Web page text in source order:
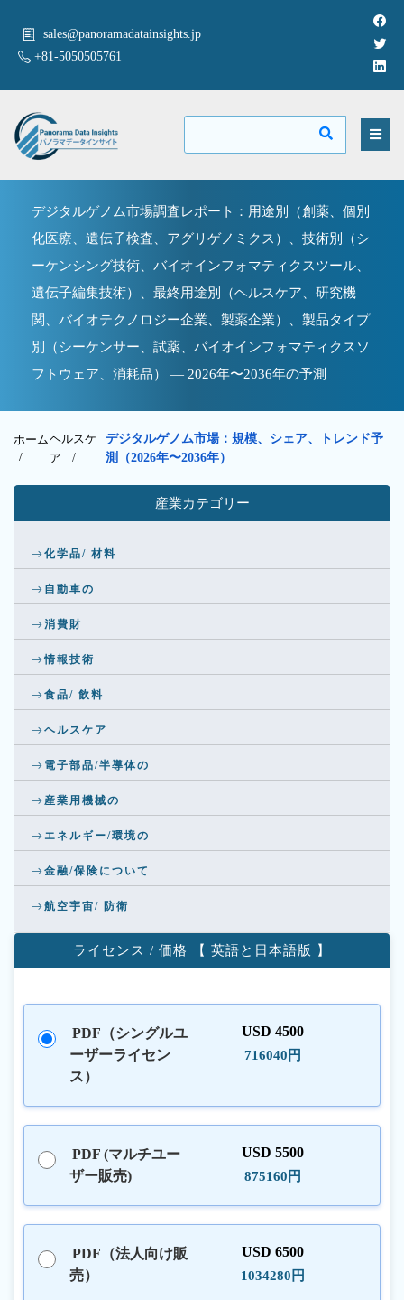
sales@panoramadatainsights.jp
+81-5050505761
デジタルゲノム市場調査レポート：用途別（創薬、個別
化医療、遺伝子検査、アグリゲノミクス）、技術別（シ
ーケンシング技術、バイオインフォマティクスツール、
遺伝子編集技術）、最終用途別（ヘルスケア、研究機
関、バイオテクノロジー企業、製薬企業）、製品タイプ
別（シーケンサー、試薬、バイオインフォマティクスソ
フトウェア、消耗品） — 2026年〜2036年の予測
ホーム
/
ヘルスケ
ア /
デジタルゲノム市場：規模、シェア、トレンド予
測（2026年〜2036年）
産業カテゴリー
化学品/ 材料
自動車の
消費財
情報技術
食品/ 飲料
ヘルスケア
電子部品/半導体の
産業用機械の
エネルギー/環境の
金融/保険について
航空宇宙/ 防衛
ライセンス / 価格 【 英語と日本語版 】
PDF（シングルユ
ーザーライセン
ス）
USD 4500
716040円
PDF (マルチユー
ザー販売)
USD 5500
875160円
PDF（法人向け販
売）
USD 6500
1034280円